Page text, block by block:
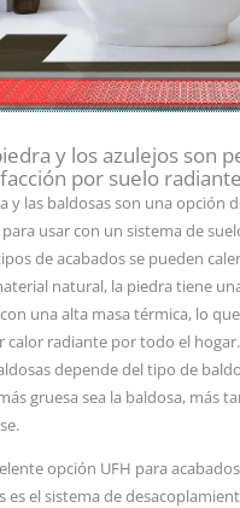
y los azulejos son
por suelo radiante
y las baldosas son una opción
usar con un sistema de
de acabados se pueden
natural, la piedra tiene
una alta masa térmica, lo
calor radiante por todo el
depende del tipo de
gruesa sea la baldosa, más
opción UFH para
es el sistema de